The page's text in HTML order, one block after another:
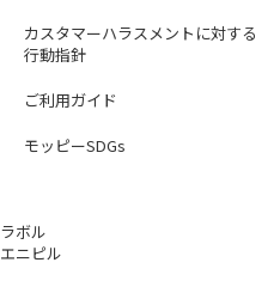
カスタマーハラスメントに対する
行動指針
ご利用ガイド
モッピーSDGs
ラボル
エニピル